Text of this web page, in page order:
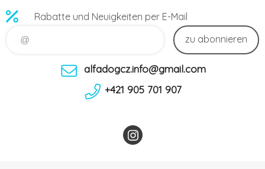
Rabatte und Neuigkeiten per E-Mail
zu abonnieren
alfadogcz.info@gmail.com
+421 905 701 907